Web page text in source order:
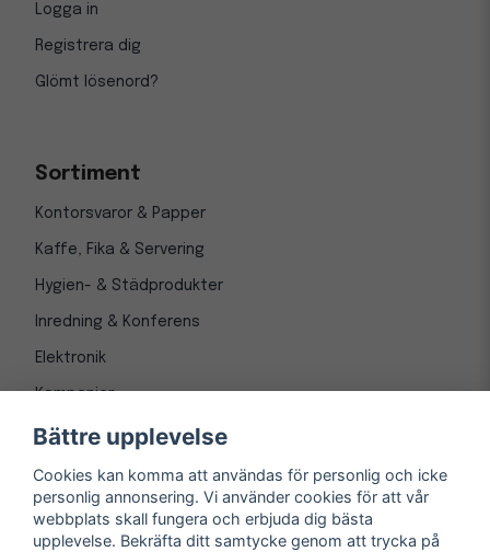
Logga in
Registrera dig
Glömt lösenord?
Sortiment
Kontorsvaror & Papper
Kaffe, Fika & Servering
Hygien- & Städprodukter
Inredning & Konferens
Elektronik
Kampanjer
Bättre upplevelse
Cookies kan komma att användas för personlig och icke
personlig annonsering. Vi använder cookies för att vår
webbplats skall fungera och erbjuda dig bästa
upplevelse. Bekräfta ditt samtycke genom att trycka på